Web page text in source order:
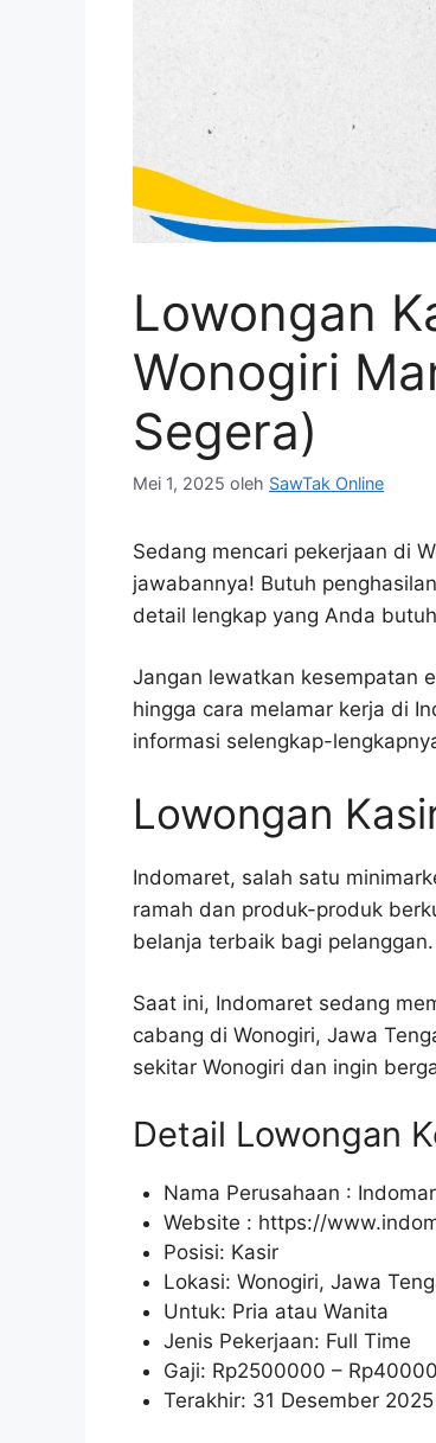
Lowongan
Wonogiri
Segera)
Mei 1, 2025 oleh SawTak Online
Sedang mencari pekerjaan di
jawabannya! Butuh
detail lengkap yang Anda
Jangan lewatkan kesempatan
hingga cara melamar kerja di
informasi selengkap-
Lowongan
Indomaret, salah satu
ramah dan produk-produk
belanja terbaik bagi pelanggan.
Saat ini, Indomaret sedang
cabang di Wonogiri, Jawa
sekitar Wonogiri dan ingin
Detail Lowongan
Nama Perusahaan :
Website : https://
Posisi: Kasir
Lokasi: Wonogiri, Jawa
Untuk: Pria atau Wanita
Jenis Pekerjaan: Full Time
Gaji: Rp2500000 – Rp
Terakhir: 31 Desember 2025